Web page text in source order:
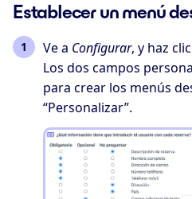
Establecer un menú
Ve a Configurar, y haz
Los dos campos
para crear los menús
“Personalizar”.